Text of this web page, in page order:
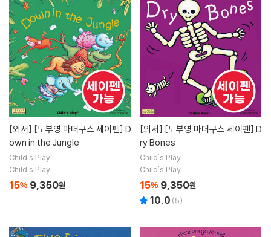
[외서]
own in the Jungle
Child's Play
Child's Play
15% 9,350원
[외서]
ry Bones
Child's Play
Child's Play
15% 9,350원
10.0 (5)